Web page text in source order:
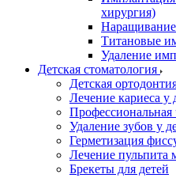
хирургия)
Титановые
Удаление
Детская стоматология
Детская
Лечение кариеса у
Профессиональная
Удаление зубов у
Герметизация
Лечение пульпита
Брекеты для детей